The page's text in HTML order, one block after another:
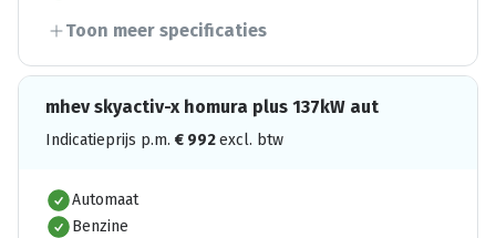
Toon meer specificaties
mhev skyactiv-x homura plus 137kW aut
Indicatieprijs p.m. € 992excl. btw
Automaat
Benzine